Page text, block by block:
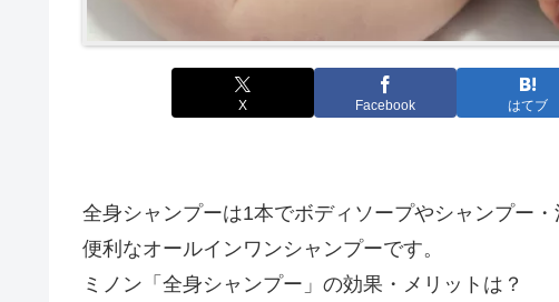
X Facebook はてブ
全身シャンプーは1本でボディソープやシャンプー
便利なオールインワンシャンプーです。
ミノン「全身シャンプー」の効果・メリットは？